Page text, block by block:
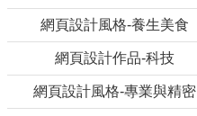
網頁設計風格-養生美食
網頁設計作品-科技
網頁設計風格-專業與精密